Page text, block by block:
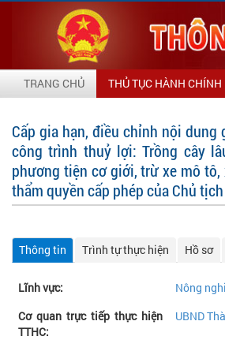
TRANG CHỦ THỦ TỤC HÀNH CHÍNH
Cấp gia hạn, điều chỉnh nội
công trình thuỷ lợi: Trồng cây
phương tiện cơ giới, trừ xe mô
thẩm quyền cấp phép của Chủ
Thông tin Trình tự thực hiện Hồ sơ
Lĩnh vực:
Nông
Cơ quan trực tiếp thực hiện
TTHC:
UBND